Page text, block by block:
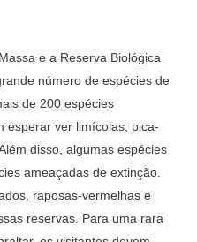
e a Reserva Biológica
número de espécies de
de 200 espécies
esperar ver limícolas, pica-
disso, algumas espécies
ameaçadas de extinção.
raposas-vermelhas e
reservas. Para uma rara